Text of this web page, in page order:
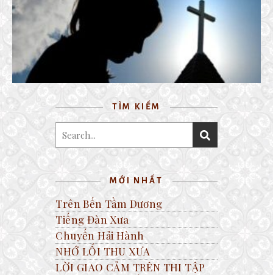
TÌNH NGƯỜI CÔ PHỤ
20 July, 2023
TÌM KIẾM
MỚI NHẤT
Trên Bến Tầm Dương
Tiếng Đàn Xưa
Chuyến Hải Hành
NHỚ LỐI THU XƯA
LỜI GIAO CẢM TRÊN THI TẬP